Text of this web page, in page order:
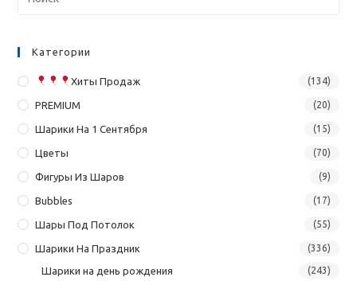
Категории
Хиты Продаж (134)
PREMIUM (20)
Шарики На 1 Сентября (15)
Цветы (70)
Фигуры Из Шаров (9)
Bubbles (17)
Шары Под Потолок (55)
Шарики На Праздник (336)
Шарики на день рождения (243)